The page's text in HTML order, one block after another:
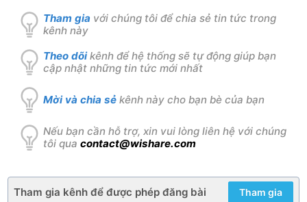
Tham gia với chúng tôi để chia sẻ tin tức trong
kênh này
Theo dõi kênh để hệ thống sẽ tự động giúp bạn
cập nhật những tin tức mới nhất
Mời và chia sẻ kênh này cho bạn bè của bạn
Nếu bạn cần hỗ trợ, xin vui lòng liên hệ với chúng
tôi qua contact@wishare.com
Tham gia kênh để được phép đăng bài Tham gia